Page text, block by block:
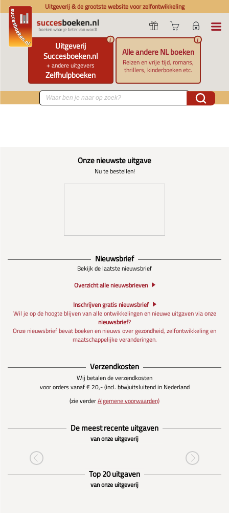
Uitgeverij & de grootste website voor zelfontwikkeling
Uitgeverij
Succesboeken.nl
+ andere uitgevers
Zelfhulpboeken
i
Alle andere NL boeken
Reizen en vrije tijd, romans,
thrillers, kinderboeken etc.
i
Onze nieuwste uitgave
Nu te bestellen!
Nieuwsbrief
Bekijk de laatste nieuwsbrief
Overzicht alle nieuwsbrieven
Inschrijven gratis nieuwsbrief
Wil je op de hoogte blijven van alle ontwikkelingen en nieuwe uitgaven via onze
nieuwsbrief?
Onze nieuwsbrief bevat boeken en nieuws over gezondheid, zelfontwikkeling en
maatschappelijke veranderingen.
Verzendkosten
Wij betalen de verzendkosten
voor orders vanaf € 20,- (incl. btw)uitsluitend in Nederland
(zie verderAlgemene voorwaarden)
De meest recente uitgaven
van onze uitgeverij
Top 20 uitgaven
van onze uitgeverij